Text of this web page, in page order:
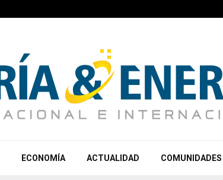
ECONOMÍA ACTUALIDAD COMUNIDADES